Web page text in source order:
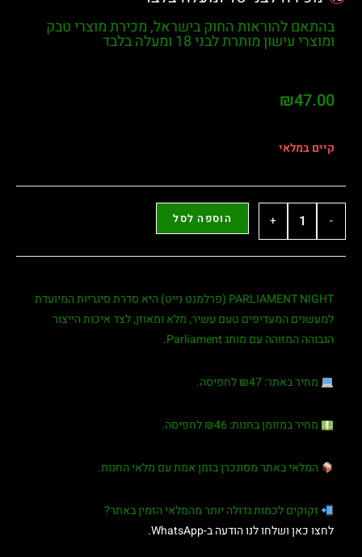
בהתאם להוראות החוק בישראל, מכירת מוצרי טבק
ומוצרי עישון מותרת לבני18 ומעלה בלבד
₪47.00
קיים במלאי
הוספה לסל
PARLIAMENT NIGHT (פרלמנט נייט)
היא סדרת סיגריות המיועדת
למעשנים המעדיפים טעם עשיר, מלא ומאוזן, לצד איכות הייצור
הגבוהה המזוהה עם מותג Parliament.
מחיר באתר:₪47 לחפיסה.
מחיר במזומן בחנות:₪46 לחפיסה.
המלאי באתר מסונכרן בזמן אמת עם מלאי החנות.
זקוקים לכמות גדולה יותר מהמלאי הזמין באתר?
לחצו כאן ושלחו לנו הודעה ב-WhatsApp.